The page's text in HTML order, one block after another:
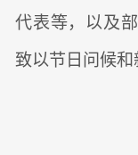
代表等，以及
致以节日问候和